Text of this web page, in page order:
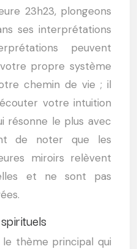
23h23, plongeons
ses interprétations
peuvent
propre système
chemin de vie ; il
votre intuition
résonne le plus avec
de noter que les
miroirs relèvent
et ne sont pas
thème principal qui